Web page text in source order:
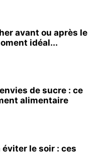
avant ou après le
idéal...
de sucre : ce
alimentaire
éviter le soir : ces